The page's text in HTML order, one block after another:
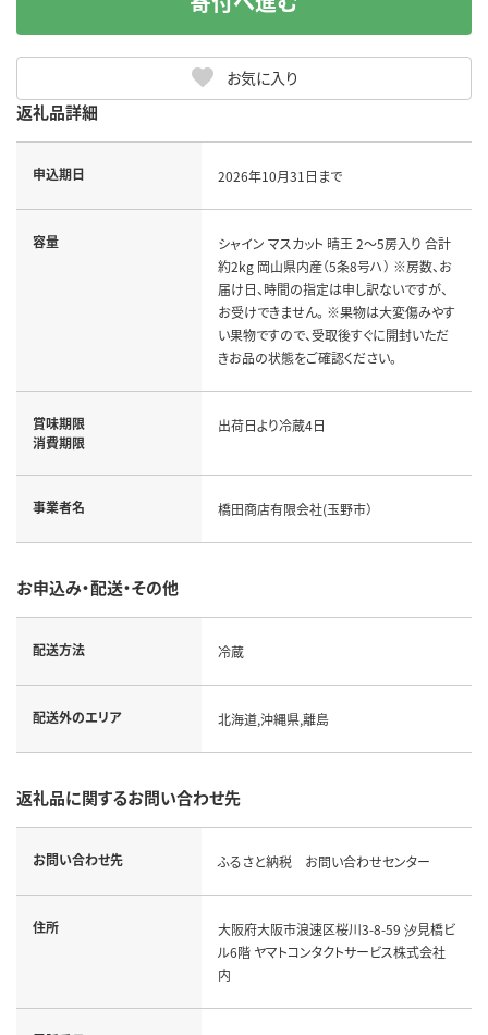
お気に入り
返礼品詳細
申込期日 2026年10月31日まで
容量
シャイン マスカット 晴王 2～5房入り 合計
約2kg 岡山県内産（5条8号ハ） ※房数、お
届け日、時間の指定は申し訳ないですが、
お受けできません。 ※果物は大変傷みやす
い果物ですので、受取後すぐに開封いただ
きお品の状態をご確認ください。
賞味期限
消費期限
出荷日より冷蔵4日
事業者名 橋田商店有限会社(玉野市）
お申込み・配送・その他
配送方法 冷蔵
配送外のエリア 北海道,沖縄県,離島
返礼品に関するお問い合わせ先
お問い合わせ先 ふるさと納税 お問い合わせセンター
住所
大阪府大阪市浪速区桜川3-8-59 汐見橋ビ
ル6階 ヤマトコンタクトサービス株式会社
内